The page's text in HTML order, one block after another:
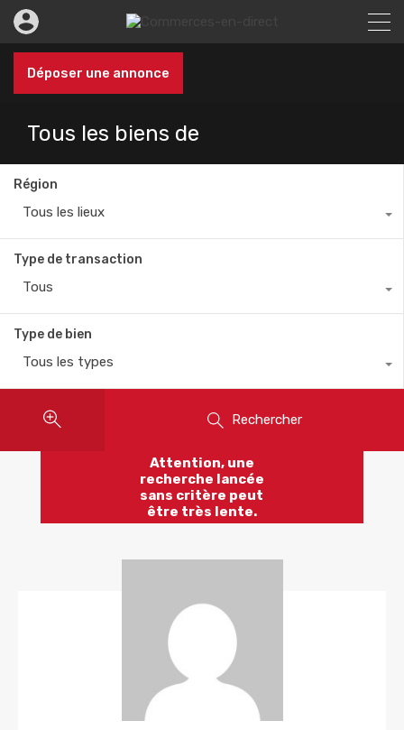
Déposer une annonce
Tous les biens de
Région
Tous les lieux
Type de transaction
Tous
Type de bien
Tous les types
Rechercher
Attention, une
recherche lancée
sans critère peut
être très lente.